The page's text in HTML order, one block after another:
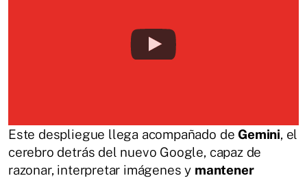
Este despliegue llega acompañado de Gemini, el
cerebro detrás del nuevo Google, capaz de
razonar, interpretar imágenes y mantener